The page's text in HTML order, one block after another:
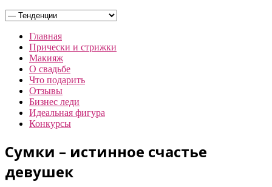
Главная
Прически и стрижки
Макияж
О свадьбе
Что подарить
Отзывы
Бизнес леди
Идеальная фигура
Конкурсы
Сумки – истинное счастье
девушек